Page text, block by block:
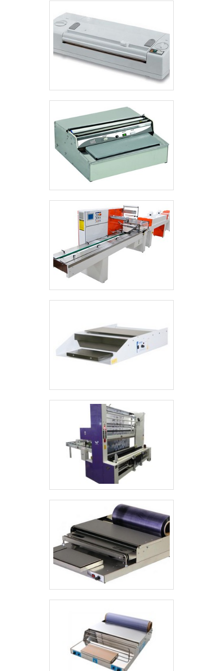
automatizando algumas operações do
processo.Entretanto, para que isso seja
possível, é essencial contar com
empresas especializadas na
disponibilização desse equipamento,
realizando sua fabricação a partir de
matérias-primas de procedência
confiável e um preço justo, conferindo
um excelente custo-benefício.O LOCAL
IDEAL PARA COMPRAR ENVASADORA
MANUALEscolha pela alta qualidade das
máquinas de envase que a Prodismaq
oferece para seus clientes, sempre com
o objetivo de proporcionar os melhores
resultados para quem conta com seus
produtos de fabricação nacional. Se
interessou? Então entre em contato
agora mesmo e saiba mais..